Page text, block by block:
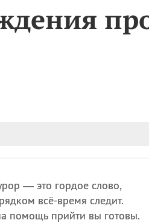
— это гордое слово,
всё-время следит.
помощь прийти вы готовы.